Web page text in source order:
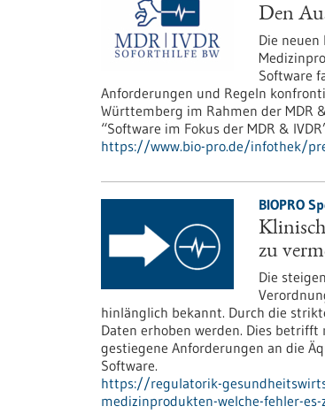
Den
Die
Software
Anforderungen und Regeln
Württemberg im Rahmen der MDR
“Software im Fokus der MDR &
https://www.bio-pro.de/infothek/
BIOPRO
zu
Die
hinlänglich bekannt. Durch die
Daten erhoben werden. Dies
gestiegene Anforderungen an die
Software.
https://regulatorik-
medizinprodukten-welche-fehler-